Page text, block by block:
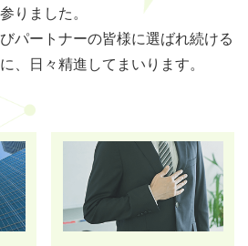
参りました。
パートナーの皆様に選ばれ続ける
、日々精進してまいります。